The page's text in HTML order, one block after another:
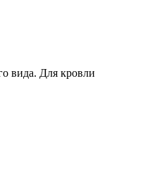
вида. Для кровли